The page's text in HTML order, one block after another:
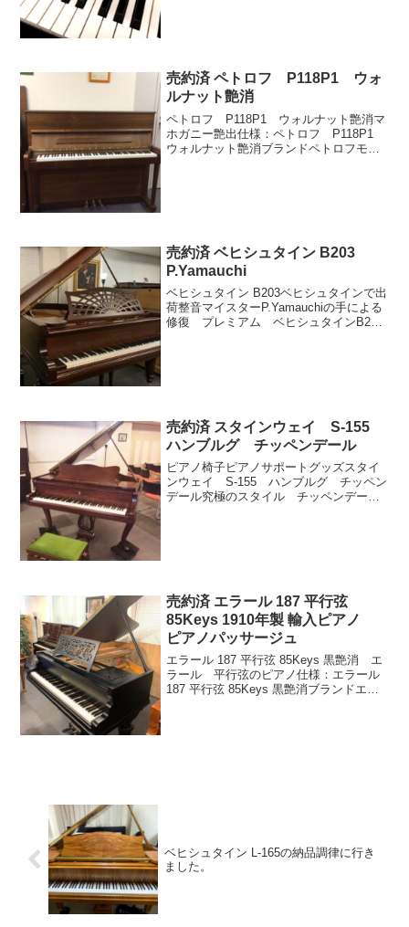
売約済 ペトロフ P118P1 ウォ
ルナット艶消
ペトロフ P118P1 ウォルナット艶消マ
ホガニー艶出仕様：ペトロフ P118P1
ウォルナット艶消ブランドペトロフモデ
売約済 ベヒシュタイン B203
P.Yamauchi
ベヒシュタイン B203ベヒシュタインで出
荷整音マイスターP.Yamauchiの手による
修復 プレミアム ベヒシュタインB203
売約済 スタインウェイ S-155
ハンブルグ チッペンデール
ピアノ椅子ピアノサポートグッズスタイ
ンウェイ S-155 ハンブルグ チッペン
デール究極のスタイル チッペンデール
売約済 エラール 187 平行弦
85Keys 1910年製 輸入ピアノ
ピアノパッサージュ
エラール 187 平行弦 85Keys 黒艶消 エ
ラール 平行弦のピアノ仕様：エラール
187 平行弦 85Keys 黒艶消ブランドエラ
ベヒシュタイン L-165の納品調律に行き
ました。